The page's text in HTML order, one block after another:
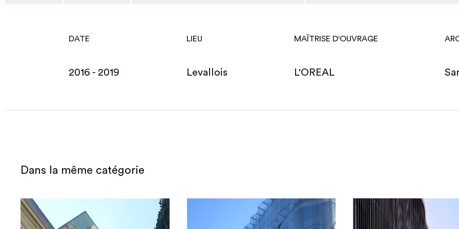
DATE
2016 - 2019
LIEU
Levallois
MAÎTRISE D'OUVRAGE
L'OREAL
Dans la même catégorie